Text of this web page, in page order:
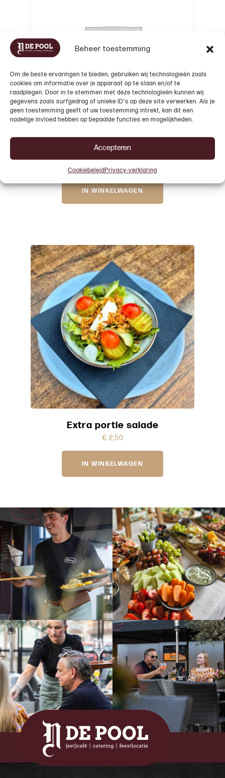
Beheer toestemming
Om de beste ervaringen te bieden, gebruiken wij technologieën zoals
cookies om informatie over je apparaat op te slaan en/of te
raadplegen. Door in te stemmen met deze technologieën kunnen wij
gegevens zoals surfgedrag of unieke ID's op deze site verwerken. Als je
geen toestemming geeft of uw toestemming intrekt, kan dit een
nadelige invloed hebben op bepaalde functies en mogelijkheden.
Accepteren
Cookiebeleid Privacy-verklaring
Extra portie groenten
IN WINKELWAGEN
Extra portie salade
€ 2,50
IN WINKELWAGEN